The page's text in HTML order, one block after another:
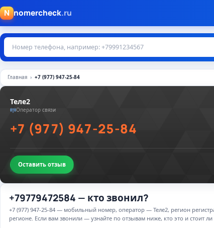
N nomercheck.ru
Главная +7 (977) 947-25-84
Теле2
Оператор связи
+7 (977) 947-25-84
Оставить отзыв
+79779472584 — кто звонил?
+7 (977) 947-25-84 — мобильный номер, оператор — Теле2, регион
регионе. Если вам звонили — узнайте по отзывам ниже, кто это и стоит ли